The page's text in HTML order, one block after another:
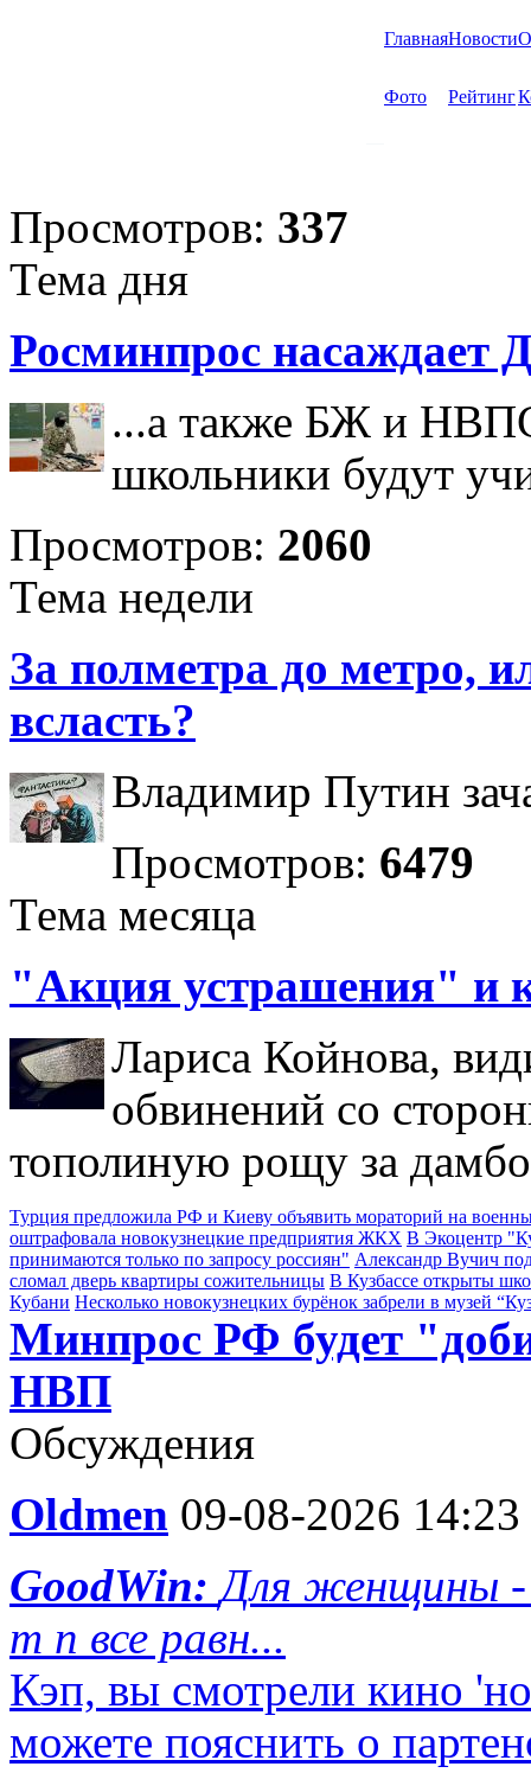
ГлавнаяНовости
Фото Рейтинг
Просмотров: 337
Тема дня
Росминпрос насаждает
...а также БЖ и НВПС
школьники будут
Просмотров: 2060
Тема недели
За полметра до метро,
всласть?
Владимир Путин
Просмотров: 6479
Тема месяца
"Акция устрашения" и
Лариса Койнова,
обвинений со
тополиную рощу за
Турция предложила РФ и Киеву объявить мораторий на
оштрафовала новокузнецкие предприятия ЖКХ В Экоцентр
принимаются только по запросу россиян" Александр Вучич
сломал дверь квартиры сожительницы В Кузбассе открыты
Кубани Несколько новокузнецких бурёнок забрели в музей
Минпрос РФ будет
НВП
Обсуждения
Oldmen 09-08-2026 14:23
GoodWin:Для женщины -
т п все равн...
Кэп, вы смотрели кино
можете пояснить о